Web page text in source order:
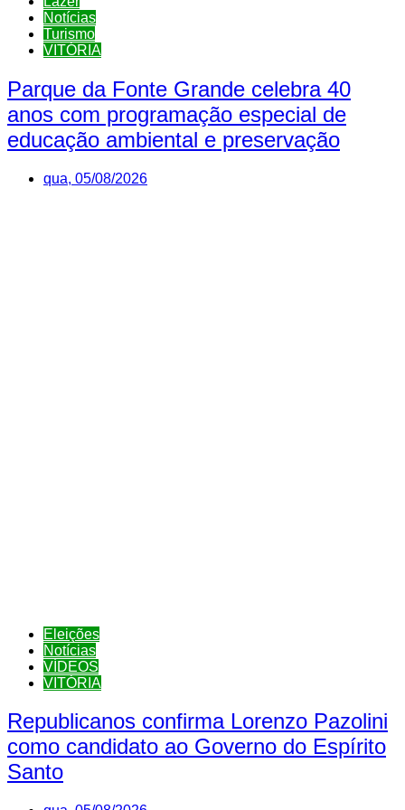
Notícias
Turismo
VITÓRIA
Parque da Fonte Grande celebra 40
anos com programação especial de
educação ambiental e preservação
qua, 05/08/2026
Eleições
Notícias
VÍDEOS
VITÓRIA
Republicanos confirma Lorenzo Pazolini
como candidato ao Governo do Espírito
Santo